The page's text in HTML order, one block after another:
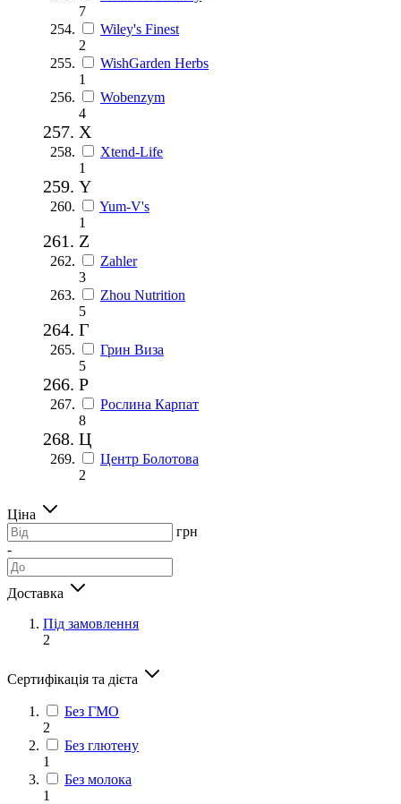
7
Wiley's Finest
2
WishGarden Herbs
1
Wobenzym
4
X
Xtend-Life
1
Y
Yum-V's
1
Z
Zahler
3
Zhou Nutrition
5
Г
Грин Виза
5
Р
Рослина Карпат
8
Ц
Центр Болотова
2
Ціна
грн
-
Доставка
Під замовлення
2
Сертифікація та дієта
Без ГМО
2
Без глютену
1
Без молока
1